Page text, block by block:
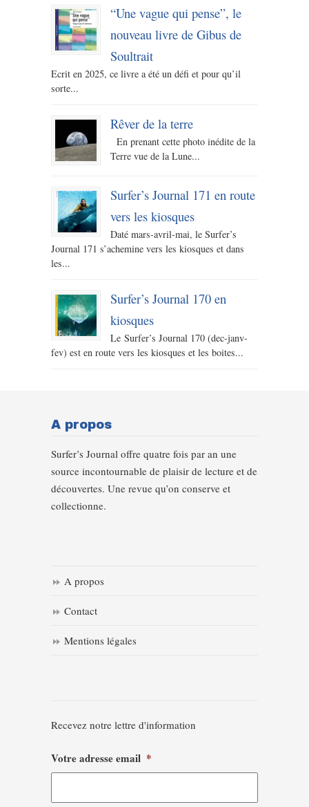
“Une vague qui pense”, le
nouveau livre de Gibus de
Soultrait
Ecrit en 2025, ce livre a été un défi et pour qu’il
sorte...
Rêver de la terre
En prenant cette photo inédite de la
Terre vue de la Lune...
Surfer’s Journal 171 en route
vers les kiosques
Daté mars-avril-mai, le Surfer’s
Journal 171 s’achemine vers les kiosques et dans
les...
Surfer’s Journal 170 en
kiosques
Le Surfer’s Journal 170 (dec-janv-
fev) est en route vers les kiosques et les boites...
A propos
Surfer’s Journal offre quatre fois par an une
source incontournable de plaisir de lecture et de
découvertes. Une revue qu’on conserve et
collectionne.
A propos
Contact
Mentions légales
Recevez notre lettre d'information
Votre adresse email *